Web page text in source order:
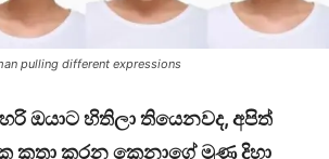
pulling different expressions
හරි ඔයාට හිතිලා තියෙනවද, අපිත්
කතා කරන කෙනාගේ මූණ දිහා